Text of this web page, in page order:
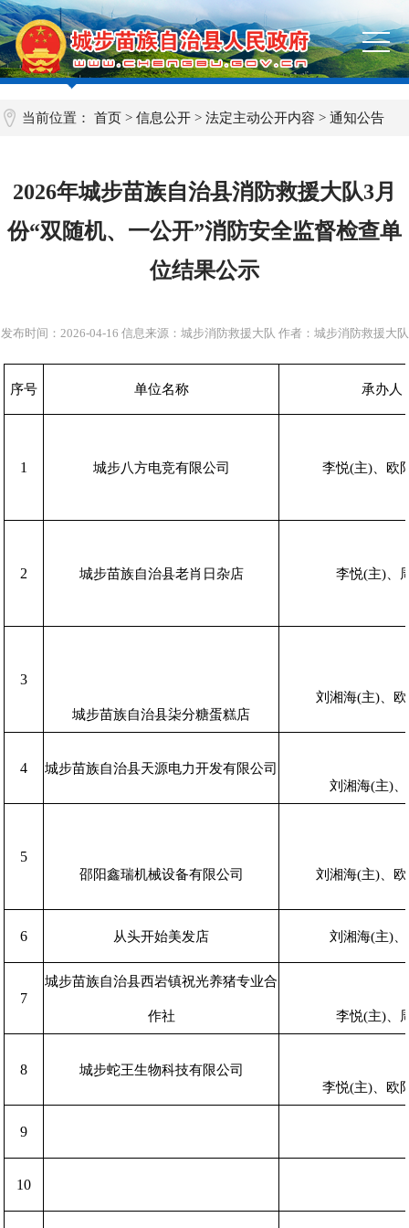
当前位置：首页 >信息公开 >法定主动公开内容 >通知公告
2026年城步苗族自治县消防救援大队3月
份“双随机、一公开”消防安全监督检查单
位结果公示
发布时间： 2026-04-16 信息来源：城步消防救援大队 作者：城步消防救援大队
序号 单位名称 承办人
1 城步八方电竞有限公司 李悦(主)、欧
2 城步苗族自治县老肖日杂店 李悦(主)、
3
城步苗族自治县柒分糖蛋糕店
刘湘海(主)、
4
城步苗族自治县天源电力开发有限公司
刘湘海(主)
5
邵阳鑫瑞机械设备有限公司 刘湘海(主)、
6 从头开始美发店 刘湘海(主)
7
城步苗族自治县西岩镇祝光养猪专业合
作社 李悦(主)、
8
城步蛇王生物科技有限公司
李悦(主)、欧
9
10